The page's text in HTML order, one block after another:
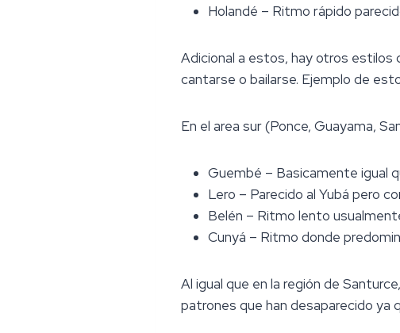
Holandé – Ritmo rápido
Adicional a estos, hay otros
cantarse o bailarse. Ejemplo de
En el area sur (Ponce, Guayama,
Guembé – Basicamente igual
Lero – Parecido al Yubá pero
Belén – Ritmo lento
Cunyá – Ritmo donde
Al igual que en la región de
patrones que han desaparecido ya